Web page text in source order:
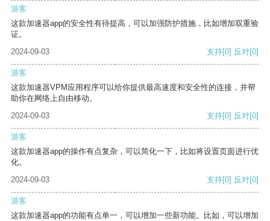
游客
这款加速器app的安全性有待提高，可以加强防护措施，比如增加双重验
证。
2024-09-03
支持[0] 反对[0]
游客
这款加速器VPM应用程序可以给你提供最高速度和安全性的连接，并帮
助你在网络上自由移动。
2024-09-03
支持[0] 反对[0]
游客
这款加速器app的操作有点复杂，可以简化一下，比如将设置页面进行优
化。
2024-09-03
支持[0] 反对[0]
游客
这款加速器app的功能有点单一，可以增加一些新功能。比如，可以增加